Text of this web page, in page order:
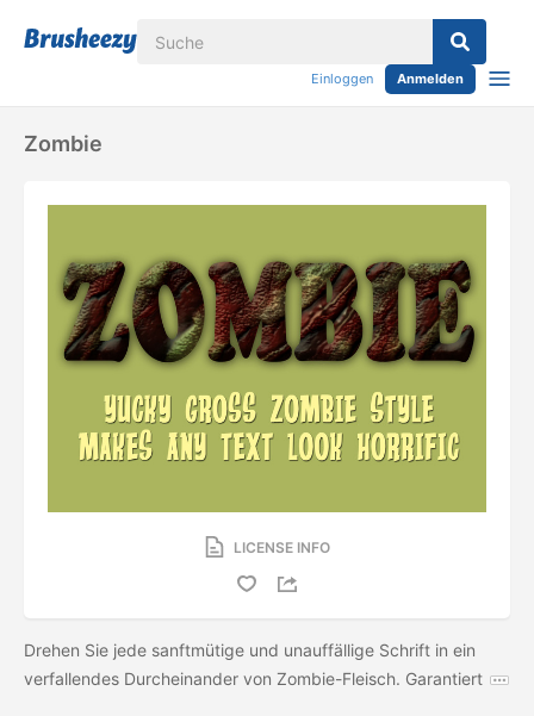
Einloggen Anmelden
Zombie
LICENSE INFO
Drehen Sie jede sanftmütige und unauffällige Schrift in ein
verfallendes Durcheinander von Zombie-Fleisch. Garantiert